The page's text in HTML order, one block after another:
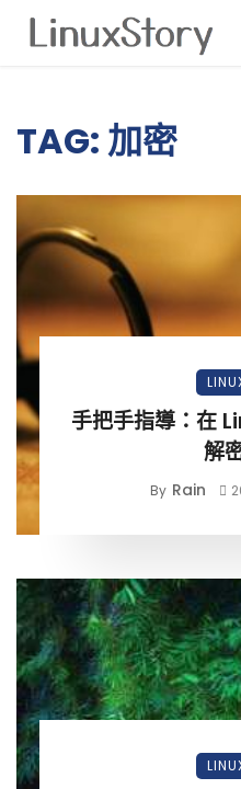
TAG: 加密
手把手指導：在
解
By Rain